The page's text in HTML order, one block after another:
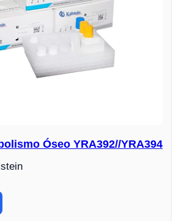
Óseo YRA392//YRA394